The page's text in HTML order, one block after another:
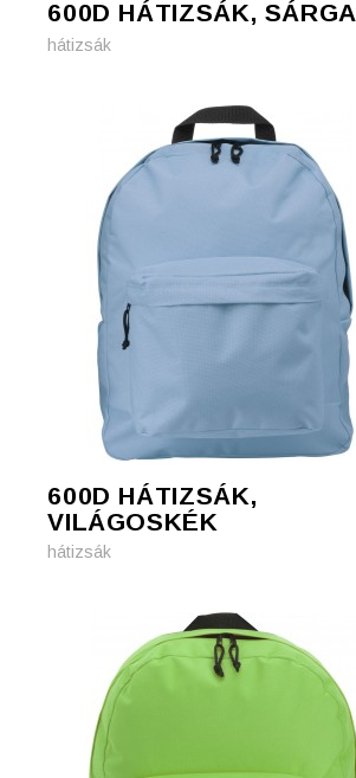
600D HÁTIZSÁK, SÁRGA
hátizsák
600D HÁTIZSÁK,
VILÁGOSKÉK
hátizsák